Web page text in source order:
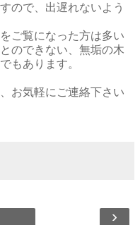
ので、出遅れないよう
ご覧になった方は多い
のできない、無垢の木
もあります。
お気軽にご連絡下さい
›